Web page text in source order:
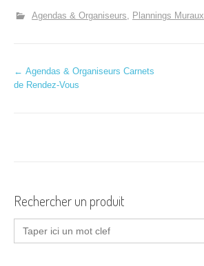
Agendas & Organiseurs Plannings Muraux
N
a
t
i
← Agendas & Organiseurs Carnets
de Rendez-Vous
Rechercher un produit
Search
for: